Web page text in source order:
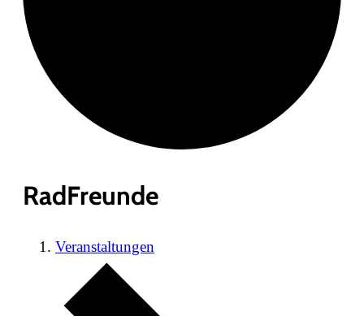
RadFreunde
Veranstaltungen